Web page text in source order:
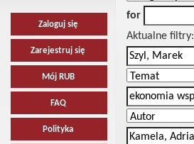
Zaloguj się
Zarejestruj się
Mój RUB
FAQ
Polityka
for
Aktualne filtry: